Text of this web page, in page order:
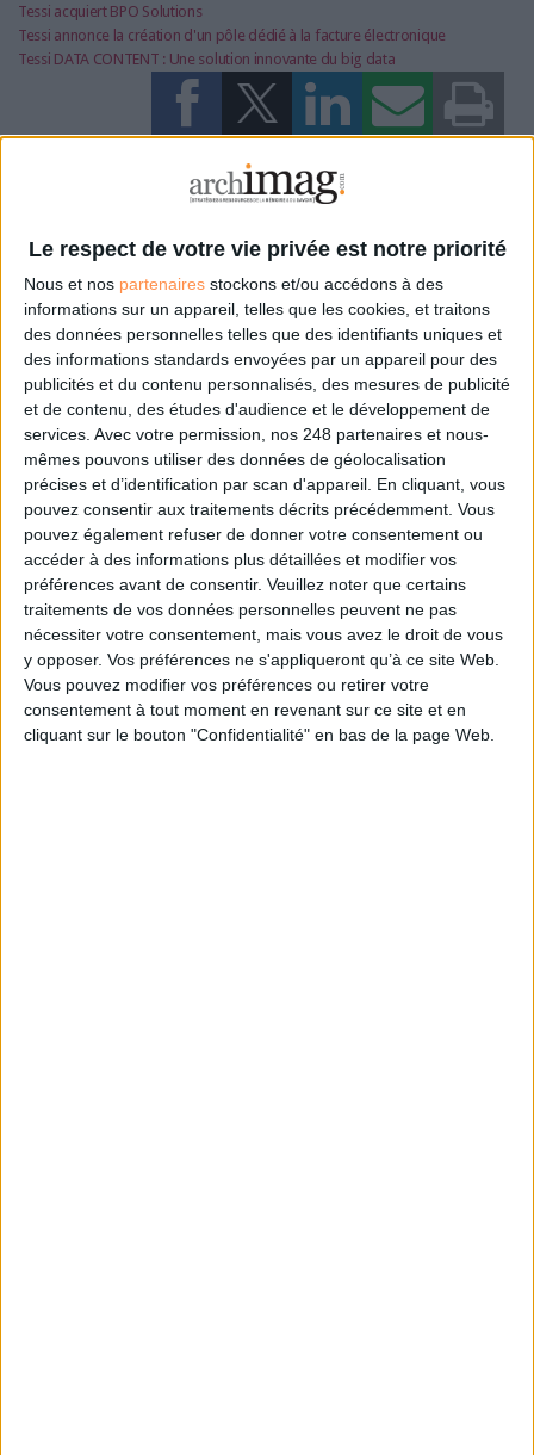
Le respect de votre vie privée est notre priorité
Nous et nos partenaires stockons et/ou accédons à des
informations sur un appareil, telles que les cookies, et traitons
des données personnelles telles que des identifiants uniques et
des informations standards envoyées par un appareil pour des
publicités et du contenu personnalisés, des mesures de publicité
et de contenu, des études d'audience et le développement de
services. Avec votre permission, nos 248 partenaires et nous-
mêmes pouvons utiliser des données de géolocalisation
précises et d’identification par scan d'appareil. En cliquant, vous
pouvez consentir aux traitements décrits précédemment. Vous
pouvez également refuser de donner votre consentement ou
accéder à des informations plus détaillées et modifier vos
préférences avant de consentir. Veuillez noter que certains
traitements de vos données personnelles peuvent ne pas
nécessiter votre consentement, mais vous avez le droit de vous
y opposer. Vos préférences ne s'appliqueront qu’à ce site Web.
Vous pouvez modifier vos préférences ou retirer votre
consentement à tout moment en revenant sur ce site et en
cliquant sur le bouton "Confidentialité" en bas de la page Web.
Tessi acquiert BPO Solutions
Tessi annonce la création d'un pôle dédié à la facture électronique
Tessi DATA CONTENT : Une solution innovante du big data
Connectez-vous inscrivez-vous pour publier un commentaire
À LIRE SUR ARCHIMAG
Konica Minolta reprend les fonds de commerce
d’OpenBee et de Doxense
La maturité numérique des entreprises françaises
laisse à désirer